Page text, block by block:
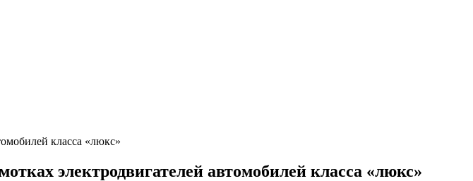
класса «люкс»
электродвигателей автомобилей класса «люкс»